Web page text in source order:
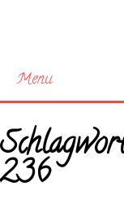
Menu
Startseite
Neue Bilder
236